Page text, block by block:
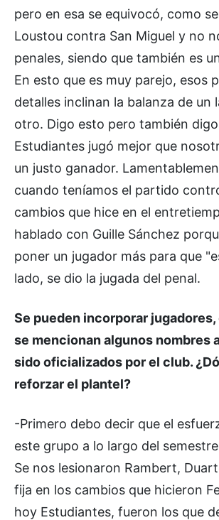
pero en esa se equivocó, como
Loustou contra San Miguel y no
penales, siendo que también es
En esto que es muy parejo, esos
detalles inclinan la balanza de un
otro. Digo esto pero también
Estudiantes jugó mejor que
un justo ganador.
cuando teníamos el partido
cambios que hice en el
hablado con Guille Sánchez
poner un jugador más para que
lado, se dio la jugada del penal.
Se pueden incorporar
se mencionan algunos nombres
sido oficializados por el club.
reforzar el plantel?
-Primero debo decir que el
este grupo a lo largo del
Se nos lesionaron Rambert,
fija en los cambios que hicieron
hoy Estudiantes, fueron los que